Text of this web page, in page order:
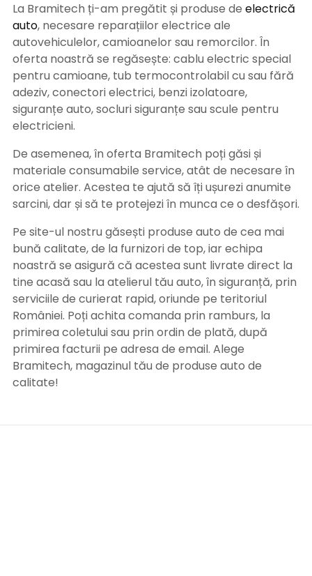
La Bramitech ți-am pregătit și produse de electrică
auto, necesare reparațiilor electrice ale
autovehiculelor, camioanelor sau remorcilor. În
oferta noastră se regăsește: cablu electric special
pentru camioane, tub termocontrolabil cu sau fără
adeziv, conectori electrici, benzi izolatoare,
siguranțe auto, socluri siguranțe sau scule pentru
electricieni.
De asemenea, în oferta Bramitech poți găsi și
materiale consumabile service, atât de necesare în
orice atelier. Acestea te ajută să îți ușurezi anumite
sarcini, dar și să te protejezi în munca ce o desfășori.
Pe site-ul nostru găsești produse auto de cea mai
bună calitate, de la furnizori de top, iar echipa
noastră se asigură că acestea sunt livrate direct la
tine acasă sau la atelierul tău auto, în siguranță, prin
serviciile de curierat rapid, oriunde pe teritoriul
României. Poți achita comanda prin ramburs, la
primirea coletului sau prin ordin de plată, după
primirea facturii pe adresa de email. Alege
Bramitech, magazinul tău de produse auto de
calitate!